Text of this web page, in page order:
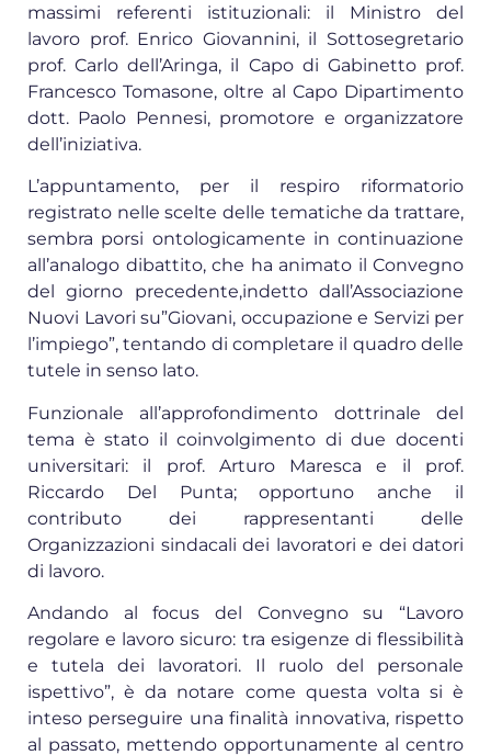
massimi referenti istituzionali: il Ministro del
lavoro prof. Enrico Giovannini, il Sottosegretario
prof. Carlo dell’Aringa, il Capo di Gabinetto prof.
Francesco Tomasone, oltre al Capo Dipartimento
dott. Paolo Pennesi, promotore e organizzatore
dell’iniziativa.
L’appuntamento, per il respiro riformatorio
registrato nelle scelte delle tematiche da trattare,
sembra porsi ontologicamente in continuazione
all’analogo dibattito, che ha animato il Convegno
del giorno precedente,indetto dall’Associazione
Nuovi Lavori su”Giovani, occupazione e Servizi per
l’impiego”, tentando di completare il quadro delle
tutele in senso lato.
Funzionale all’approfondimento dottrinale del
tema è stato il coinvolgimento di due docenti
universitari: il prof. Arturo Maresca e il prof.
Riccardo Del Punta; opportuno anche il
contributo dei rappresentanti delle
Organizzazioni sindacali dei lavoratori e dei datori
di lavoro.
Andando al focus del Convegno su “Lavoro
regolare e lavoro sicuro: tra esigenze di flessibilità
e tutela dei lavoratori. Il ruolo del personale
ispettivo”, è da notare come questa volta si è
inteso perseguire una finalità innovativa, rispetto
al passato, mettendo opportunamente al centro